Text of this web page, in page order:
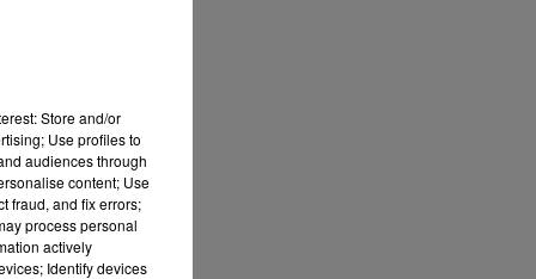
Store and/or
Use profiles to
audiences through
content; Use
fraud, and fix errors;
process personal
actively
Identify devices